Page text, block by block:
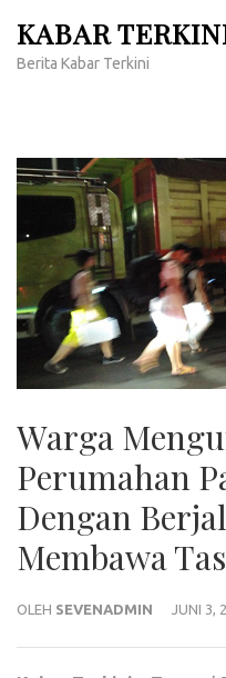
konten
KABAR
Berita Kabar Terkini
Warga
Perumahan
Dengan
Membawa Tas
OLEH SEVENADMIN JUNI 3,